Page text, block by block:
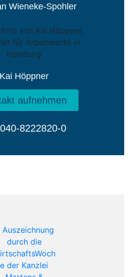
Wieneke-Spohler
Kai Höppner
aufnehmen
8222820-0